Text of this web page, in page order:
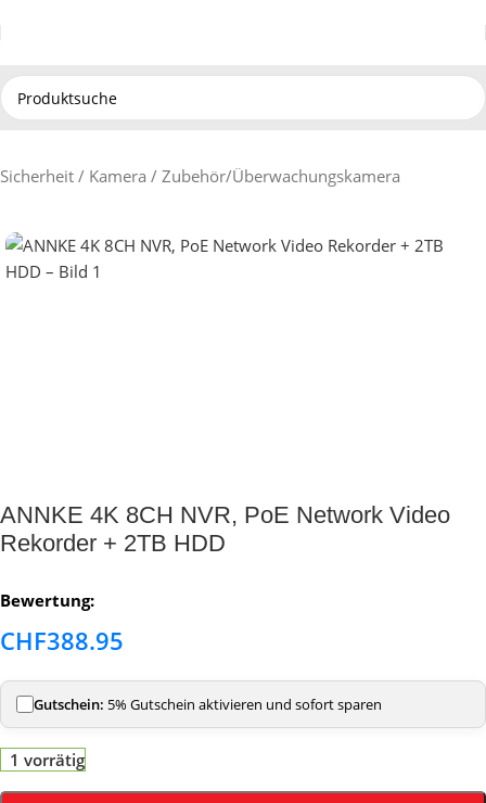
Sicherheit / Kamera / Zubehör/Überwachungskamera
ANNKE 4K 8CH NVR, PoE Network Video
Rekorder + 2TB HDD
Bewertung:
CHF388.95
Gutschein: 5% Gutschein aktivieren und sofort sparen
1 vorrätig